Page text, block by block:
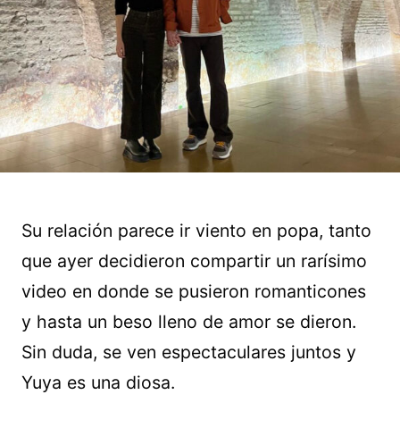
Su relación parece ir viento en popa, tanto
que ayer decidieron compartir un rarísimo
video en donde se pusieron romanticones
y hasta un beso lleno de amor se dieron.
Sin duda, se ven espectaculares juntos y
Yuya es una diosa.